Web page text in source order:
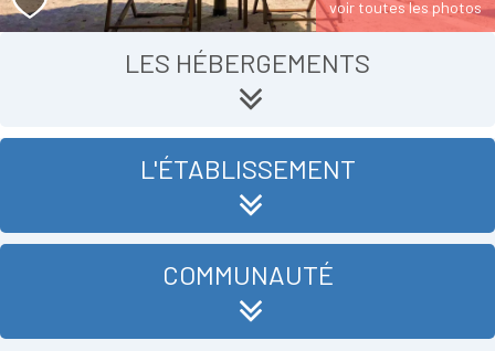
voir toutes les photos
LES HÉBERGEMENTS
L'ÉTABLISSEMENT
COMMUNAUTÉ